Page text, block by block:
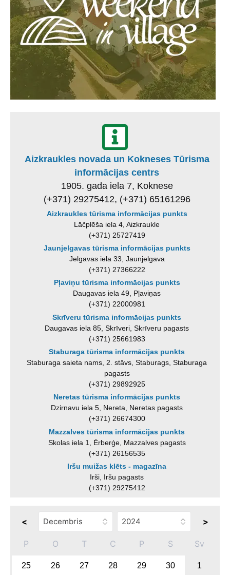
Aizkraukles novada un Kokneses Tūrisma
informācijas centrs
1905. gada iela 7, Koknese
(+371) 29275412, (+371) 65161296
Aizkraukles tūrisma informācijas punkts
Lāčplēša iela 4, Aizkraukle
(+371) 25727419
Jaunjelgavas tūrisma informācijas punkts
Jelgavas iela 33, Jaunjelgava
(+371) 27366222
Pļaviņu tūrisma informācijas punkts
Daugavas iela 49, Pļaviņas
(+371) 22000981
Skrīveru tūrisma informācijas punkts
Daugavas iela 85, Skrīveri, Skrīveru pagasts
(+371) 25661983
Staburaga tūrisma informācijas punkts
Staburaga saieta nams, 2. stāvs, Staburags, Staburaga
pagasts
(+371) 29892925
Neretas tūrisma informācijas punkts
Dzirnavu iela 5, Nereta, Neretas pagasts
(+371) 26674300
Mazzalves tūrisma informācijas punkts
Skolas iela 1, Ērberģe, Mazzalves pagasts
(+371) 26156535
Iršu muižas klēts - magazīna
Irši, Iršu pagasts
(+371) 29275412
< >
P O T C P S Sv
25 26 27 28 29 30 1